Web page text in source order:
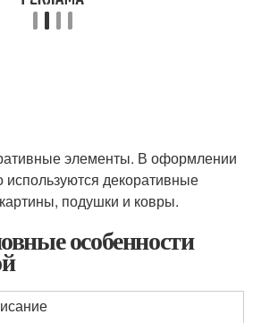
элементы. В оформлении
используются декоративные
подушки и ковры.
особенности